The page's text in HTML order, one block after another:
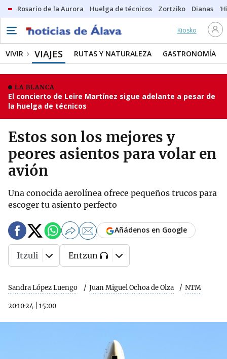
Rosario de la Aurora Huelga de técnicos Zortziko Dianas
Kiosko
VIVIR VIAJES RUTAS Y NATURALEZA GASTRONOMÍA
LA BLANCA
El concierto de Leire Martínez sigue adelante a pesar de
la huelga de técnicos
Estos son los mejores y
peores asientos para volar en
avión
Una conocida aerolínea ofrece pequeños trucos para
escoger tu asiento perfecto
Sandra López Luengo Juan Miguel Ochoa de Olza NTM
20·10·24 15:00
Añádenos en Google
Itzuli Entzun